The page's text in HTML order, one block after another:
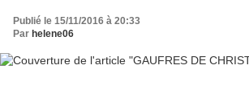
Publié le 15/11/2016 à 20:33
Par helene06